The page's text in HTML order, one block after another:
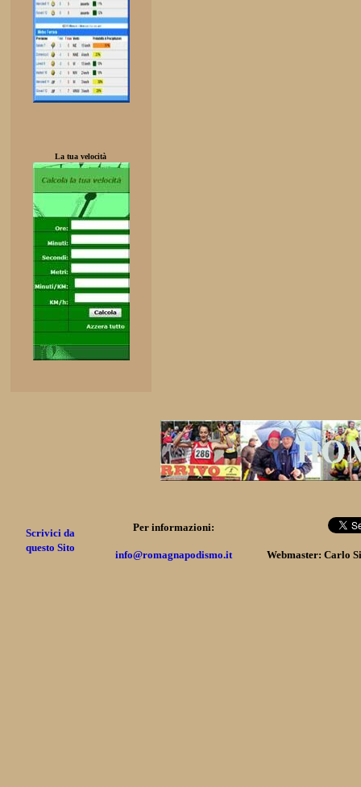
La tua velocità
Scrivici da
questo Sito
Per informazioni:
info@romagnapodismo.it Webmaster: Carlo